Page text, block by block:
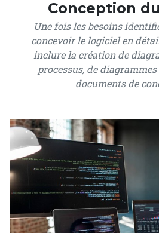
Conception
Une fois les besoins
concevoir le logiciel en
inclure la création de
processus, de
documents de